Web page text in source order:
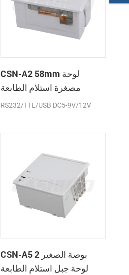
CSN-A2 58mm لوحة
مصغرة استلام الطابعة
الحرارية
RS232/TTL/USB DC5-9V/12V
CSN-A5 2 بوصة الصغير
لوحة جبل استلام الطابعة